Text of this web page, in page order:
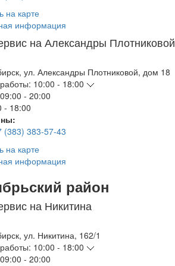
на карте
информация
на Александры Плотниковой
, ул. Александры Плотниковой, дом 18
10:00 - 18:00
09:00 - 20:00
- 18:00
(383) 383-57-43
на карте
информация
район
на Никитина
, ул. Никитина, 162/1
10:00 - 18:00
09:00 - 20:00